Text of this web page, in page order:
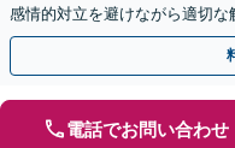
感情的対立を避けながら適切
付可】【休日・夜間相談可】
電話でお問い合わせ